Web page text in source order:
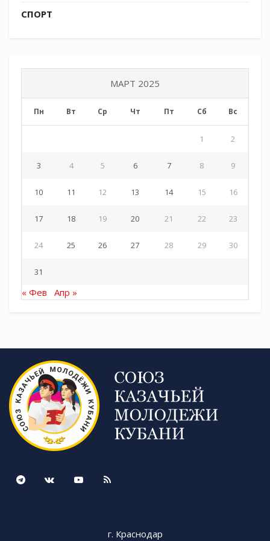
реализацию творческих идей.
СПОРТ
МАРТ 2025
Пн Вт Ср Чт Пт Сб Вс
1 2
3 4 5 6 7 8 9
10 11 12 13 14 15 16
17 18 19 20 21 22 23
24 25 26 27 28 29 30
31
« Фев Апр »
г. Краснодар